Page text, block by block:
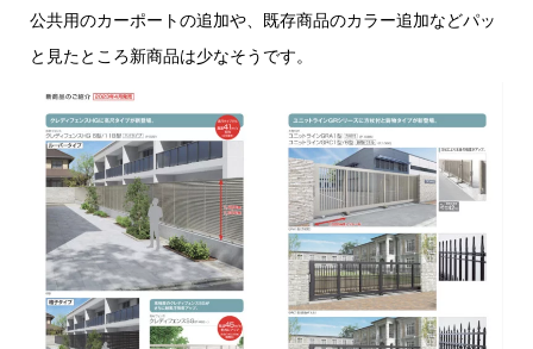
公共用のカーポートの追加や、既存商品のカラー追加などパッ
と見たところ新商品は少なそうです。